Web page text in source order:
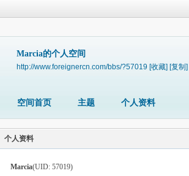
Marcia的个人空间
http://www.foreignercn.com/bbs/?57019 [收藏] [复制]
空间首页 主题 个人资料
个人资料
Marcia(UID: 57019)